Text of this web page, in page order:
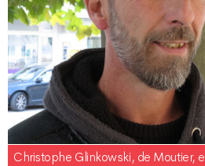
Christophe Glinkowski, de Moutier,